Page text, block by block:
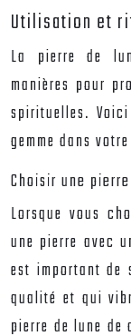
Utilisation et
La pierre de
manières pour
spirituelles.
gemme dans
Choisir une
Lorsque vous
une pierre avec
est important de
qualité et qui
pierre de lune de